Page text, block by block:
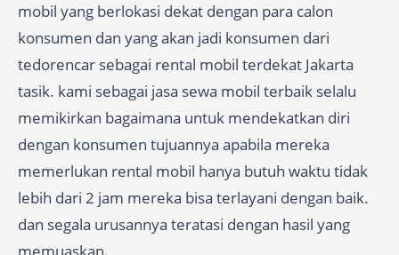
mobil yang berlokasi dekat dengan para calon
konsumen dan yang akan jadi konsumen dari
tedorencar sebagai rental mobil terdekat Jakarta
tasik. kami sebagai jasa sewa mobil terbaik selalu
memikirkan bagaimana untuk mendekatkan diri
dengan konsumen tujuannya apabila mereka
memerlukan rental mobil hanya butuh waktu tidak
lebih dari 2 jam mereka bisa terlayani dengan baik.
dan segala urusannya teratasi dengan hasil yang